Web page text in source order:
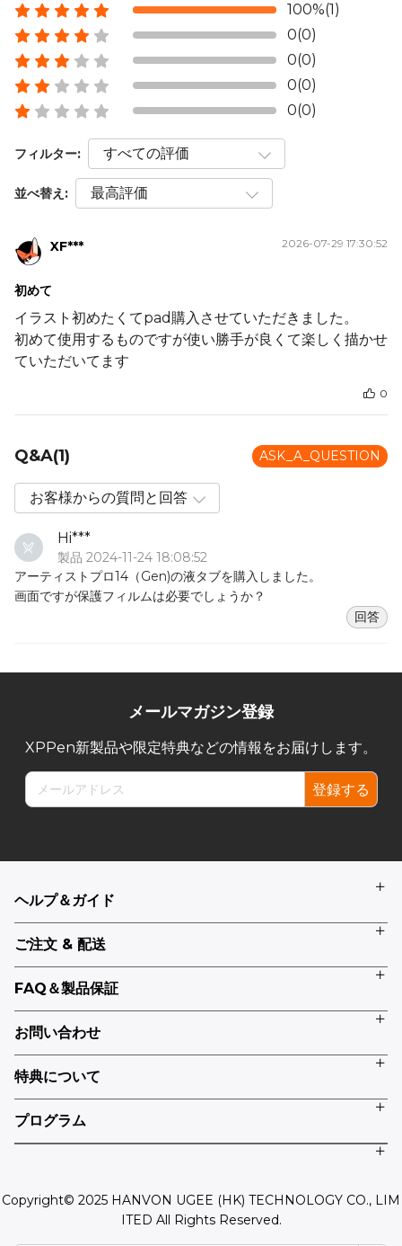
100%(1)
0(0)
0(0)
0(0)
0(0)
フィルター:
並べ替え:
XF*** 2026-07-29 17:30:52
初めて
イラスト初めたくてpad購入させていただきました。
初めて使用するものですが使い勝手が良くて楽しく描かせ
ていただいてます
0
Q&A(1) ASK_A_QUESTION
Hi***
製品 2024-11-24 18:08:52
アーティストプロ14（Gen)の液タブを購入しました。
画面ですが保護フィルムは必要でしょうか？
回答
メールマガジン登録
XPPen新製品や限定特典などの情報をお届けします。
登録する
ヘルプ＆ガイド
ご注文 & 配送
FAQ＆製品保証
お問い合わせ
特典について
プログラム
Copyright© 2025 HANVON UGEE (HK) TECHNOLOGY CO., LIM
ITED All Rights Reserved.